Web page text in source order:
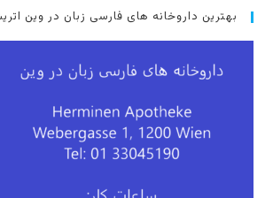
بهترین داروخانه های فارسی زبان در وین